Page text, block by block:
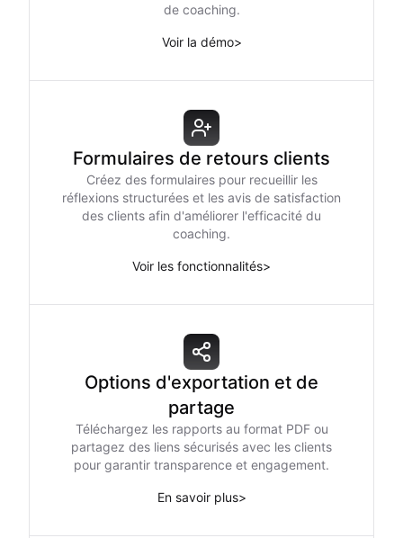
de coaching.
Voir la démo>
Formulaires de retours clients
Créez des formulaires pour recueillir les
réflexions structurées et les avis de satisfaction
des clients afin d'améliorer l'efficacité du
coaching.
Voir les fonctionnalités>
Options d'exportation et de
partage
Téléchargez les rapports au format PDF ou
partagez des liens sécurisés avec les clients
pour garantir transparence et engagement.
En savoir plus>